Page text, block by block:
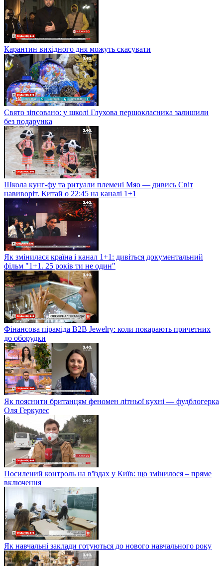
Карантин вихідного дня можуть скасувати
Свято зіпсовано: у школі Глухова першокласника залишили
без подарунка
Школа кунг-фу та ритуали племені Мяо — дивись Світ
навиворіт. Китай о 22:45 на каналі 1+1
Як змінилася країна і канал 1+1: дивіться документальний
фільм "1+1. 25 років ти не один"
Фінансова піраміда B2B Jewelry: коли покарають причетних
до оборудки
Як пояснити британцям феномен літньої кухні — фудблогерка
Оля Геркулес
Посилений контроль на в'їздах у Київ: що змінилося – пряме
включення
Як навчальні заклади готуються до нового навчального року